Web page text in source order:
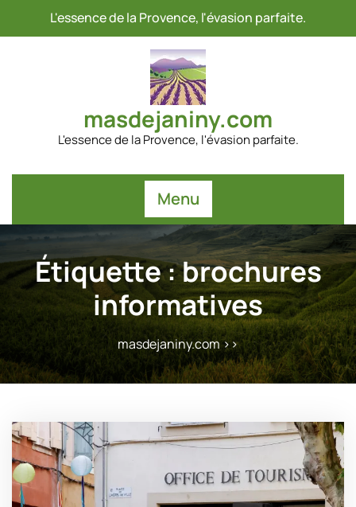
L'essence de la Provence, l'évasion parfaite.
masdejaniny.com
L'essence de la Provence, l'évasion parfaite.
Menu
Étiquette :brochures
informatives
masdejaniny.com>>